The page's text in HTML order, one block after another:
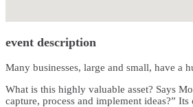
event description
Many businesses, large and small, have a
What is this highly valuable asset? Says
capture, process and implement ideas?” Its